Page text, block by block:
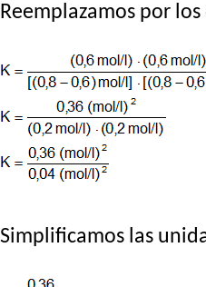
Reemplazamos por
Simplificamos las